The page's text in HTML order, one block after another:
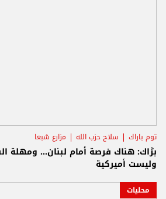
توم باراك سلاح حزب الله مزارع شبعا
برَّاك: هناك فرصة أمام لبنان... ومهلة
وليست أميركية
محليات